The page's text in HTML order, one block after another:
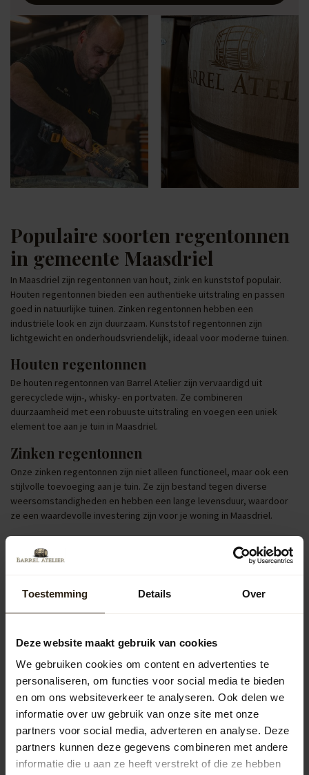
Toestemming Details Over
Deze website maakt gebruik van cookies
We gebruiken cookies om content en advertenties te
personaliseren, om functies voor social media te bieden
en om ons websiteverkeer te analyseren. Ook delen we
informatie over uw gebruik van onze site met onze
partners voor social media, adverteren en analyse. Deze
partners kunnen deze gegevens combineren met andere
informatie die u aan ze heeft verstrekt of die ze hebben
Populaire soorten regentonnen
in gemeente Maasdriel
In Maasdriel zijn regentonnen van hout, zink en kunststof populair.
Houten regentonnen bieden een authentieke uitstraling en passen
goed in natuurlijke tuinen. Zinken regentonnen hebben een
industriële look en zijn duurzaam. Kunststof regentonnen zijn
lichtgewicht en onderhoudsvriendelijk, ideaal voor moderne tuinen.
Houten regentonnen
De houten regentonnen van Barrel Atelier zijn vervaardigd uit
gerecyclede wijn-, whisky- en portvaten. Ze combineren
duurzaamheid met een robuuste uitstraling en voegen een uniek
element toe aan je tuin in Maasdriel.
Zinken regentonnen
Onze zinken regentonnen zijn niet alleen functioneel, maar ook een
stijlvolle toevoeging aan je tuin. Ze zijn bestand tegen diverse
weersomstandigheden en hebben een lange levensduur, waardoor
ze een waardevolle investering zijn voor je woning in Maasdriel.
Regentonnen met pomp of kraan
Regentonnen uitgerust met een pomp of kraan verhogen het
vullen of je tuin te besproeien, waardoor je optimaal profiteert van
Populaire categorieën
Regentonnen
Kuipen
Outdoor